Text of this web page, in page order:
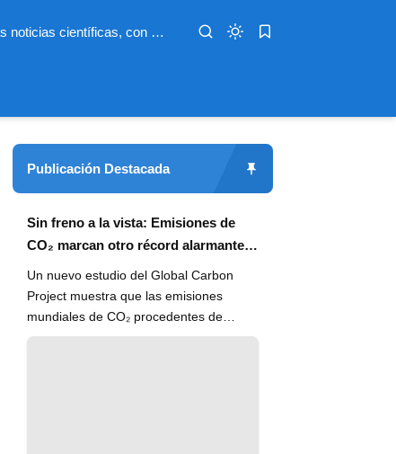
Infoterio es un medio digital dedicado a las noticias científicas, con artículos extensos y bien documentados sobre salud, medioambiente, tecnología, espacio, psicología, evolución y más. Nuestro objetivo es hacer accesible el conocimiento científico a lectores de habla hispana en todo el mundo, con información actualizada, fuentes confiables y explicaciones claras que conectan la ciencia con la vida cotidiana.
Publicación Destacada
Sin freno a la vista: Emisiones de
CO₂ marcan otro récord alarmante
en 2024
Un nuevo estudio del Global Carbon
Project muestra que las emisiones
mundiales de CO₂ procedentes de
combustibles fósiles han alcanzado un